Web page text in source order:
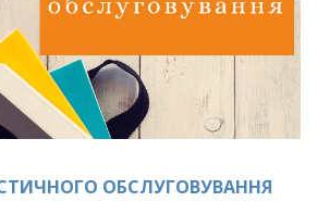
ОБСЛУГОВУВАННЯ